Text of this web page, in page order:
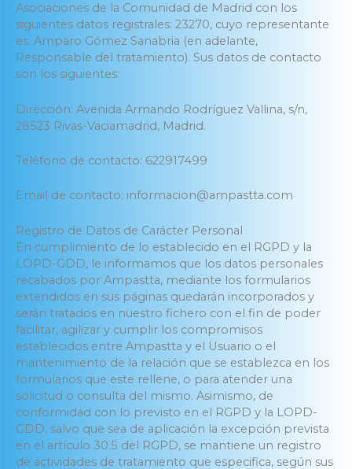
Asociaciones de la Comunidad de Madrid con los
siguientes datos registrales: 23270, cuyo representante
es: Amparo Gómez Sanabria (en adelante,
Responsable del tratamiento). Sus datos de contacto
son los siguientes:
Dirección: Avenida Armando Rodríguez Vallina, s/n,
28523 Rivas-Vaciamadrid, Madrid.
Teléfono de contacto: 622917499
Email de contacto: informacion@ampastta.com
Registro de Datos de Carácter Personal
En cumplimiento de lo establecido en el RGPD y la
LOPD-GDD, le informamos que los datos personales
recabados por Ampastta, mediante los formularios
extendidos en sus páginas quedarán incorporados y
serán tratados en nuestro fichero con el fin de poder
facilitar, agilizar y cumplir los compromisos
establecidos entre Ampastta y el Usuario o el
mantenimiento de la relación que se establezca en los
formularios que este rellene, o para atender una
solicitud o consulta del mismo. Asimismo, de
conformidad con lo previsto en el RGPD y la LOPD-
GDD, salvo que sea de aplicación la excepción prevista
en el artículo 30.5 del RGPD, se mantiene un registro
de actividades de tratamiento que especifica, según sus